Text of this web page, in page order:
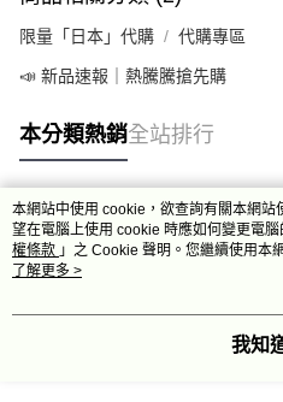
限量「日本」代購 代購專區
📣 新品速報｜熱騰騰搶先購
本分類熱銷全站排行
熱門標籤
本網站中使用 cookie，欲查詢有關本網
望在電腦上使用 cookie 時應如何變更電
權條款 」之 Cookie 聲明。您繼續使用本
用條款之 Cookie 聲明使用 cookie。
了解更多 >
我知